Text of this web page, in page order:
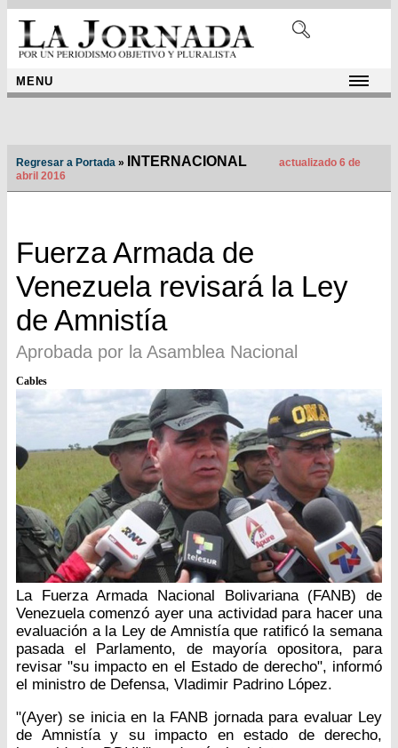
MENU
Regresar a Portada » INTERNACIONAL
actualizado 6 de
abril 2016
Fuerza Armada de
Venezuela revisará la Ley
de Amnistía
Aprobada por la Asamblea Nacional
Cables
La Fuerza Armada Nacional Bolivariana (FANB) de
Venezuela comenzó ayer una actividad para hacer una
evaluación a la Ley de Amnistía que ratificó la semana
pasada el Parlamento, de mayoría opositora, para
revisar "su impacto en el Estado de derecho", informó
el ministro de Defensa, Vladimir Padrino López.
"(Ayer) se inicia en la FANB jornada para evaluar Ley
de Amnistía y su impacto en estado de derecho,